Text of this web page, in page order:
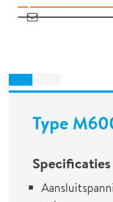
Type
Specificaties